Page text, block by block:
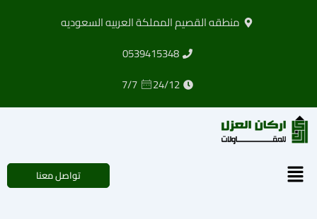
منطقه القصيم المملكة العربيه السعوديه
0539415348
24/12
7/7
القائمة تواصل معنا